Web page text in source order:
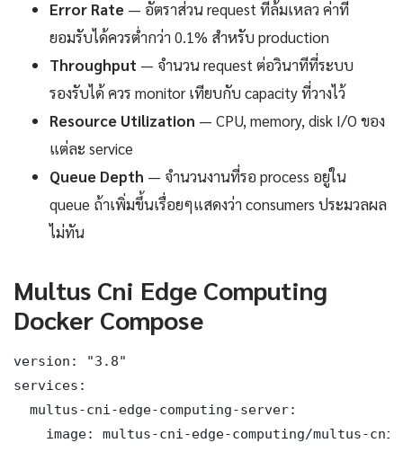
Error Rate — อัตราส่วน request ที่ล้มเหลว ค่าที่
ยอมรับได้ควรต่ำกว่า 0.1% สำหรับ production
Throughput — จำนวน request ต่อวินาทีที่ระบบ
รองรับได้ ควร monitor เทียบกับ capacity ที่วางไว้
Resource Utilization — CPU, memory, disk I/O ของ
แต่ละ service
Queue Depth — จำนวนงานที่รอ process อยู่ใน
queue ถ้าเพิ่มขึ้นเรื่อยๆแสดงว่า consumers ประมวลผล
ไม่ทัน
Multus Cni Edge Computing
Docker Compose
version: "3.8"
services:
  multus-cni-edge-computing-server:
image: multus-cni-edge-computing/multus-